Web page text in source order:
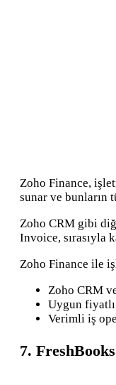
Zoho Finance,
sunar ve bunların
Zoho CRM gibi
Invoice, sırasıyla
Zoho Finance ile
Zoho CRM
Uygun
Verimli iş
7. FreshBooks